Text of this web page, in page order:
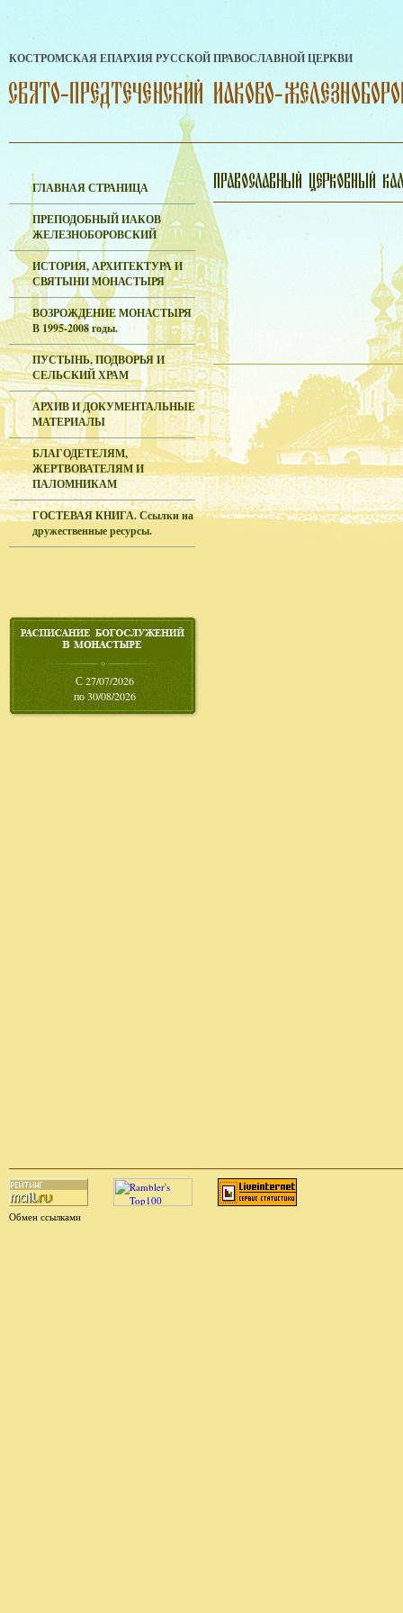
КОСТРОМСКАЯ ЕПАРХИЯ РУССКОЙ ПРАВОСЛАВНОЙ ЦЕРКВИ
ГЛАВНАЯ СТРАНИЦА
ПРЕПОДОБНЫЙ ИАКОВ
ЖЕЛЕЗНОБОРОВСКИЙ
ИСТОРИЯ, АРХИТЕКТУРА И
СВЯТЫНИ МОНАСТЫРЯ
ВОЗРОЖДЕНИЕ МОНАСТЫРЯ
В 1995-2008 годы.
ПУСТЫНЬ, ПОДВОРЬЯ И
СЕЛЬСКИЙ ХРАМ
АРХИВ И ДОКУМЕНТАЛЬНЫЕ
МАТЕРИАЛЫ
БЛАГОДЕТЕЛЯМ,
ЖЕРТВОВАТЕЛЯМ И
ПАЛОМНИКАМ
ГОСТЕВАЯ КНИГА. Ссылки на
дружественные ресурсы.
С 27/07/2026
по 30/08/2026
Обмен ссылками